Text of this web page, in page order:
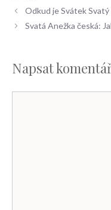
Odkud je Svátek
Svatá Anežka česká:
Napsat